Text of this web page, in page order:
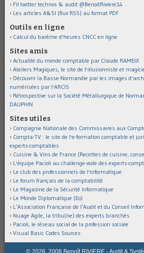
Fil twitter technos & audit @BenoitRiviere14
Les articles A&SI (flux RSS) au format PDF
Outils en ligne
Calcul du barème d'heures CNCC en ligne
Sites amis
Actualité du monde comptable par Claude RAMEIX
Ateliers Magiques, le site de l'illusionniste et
Découvrir la Basse-Normandie par les images
numérisées par l'ARCIS
Rétrospective sur la Société Métallurgique de
DAUPHIN
Sites utiles
Compagnie Nationale des Commissaires aux
Compta-TV : le site de l'e-formation comptable et
experts-comptables
Cuisine & Vins de France (Recettes de cuisine,
L'équipe Pacioli au challenge-voile des experts-
Le club des professionnels de l'informatique
Le forum français de la comptabilité
Le Magazine de la Sécurité Informatique
Le Monde Diplomatique (Eo)
L’Association Française de l’Audit et du Conseil
Nuage Agile, la tribu(ne) des experts branchés
Pacioli, le réseau social de la profession sociale
Visual Basic Codes Sources